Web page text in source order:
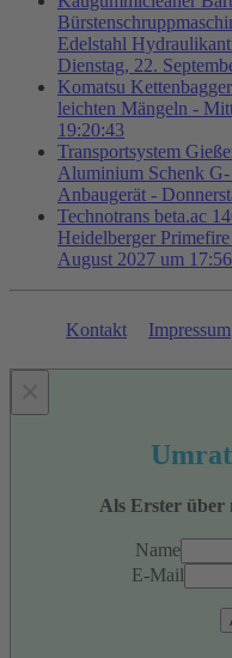
Edelstahl
Dienstag, 22.
Komatsu
leichten Mängeln -
19:20:43
Transportsystem
Aluminium Schenk
Anbaugerät -
Technotrans beta.ac
Heidelberger
August 2027 um
Kontakt Impressum
Als Erster über
Name
E-Mail